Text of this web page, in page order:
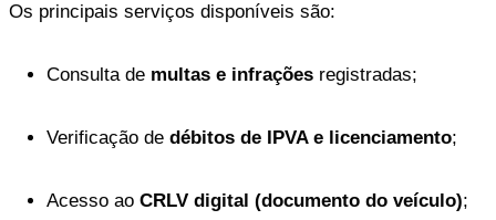
Os principais serviços disponíveis são:
Consulta de multas e infrações registradas;
Verificação de débitos de IPVA e licenciamento;
Acesso ao CRLV digital (documento do veículo);